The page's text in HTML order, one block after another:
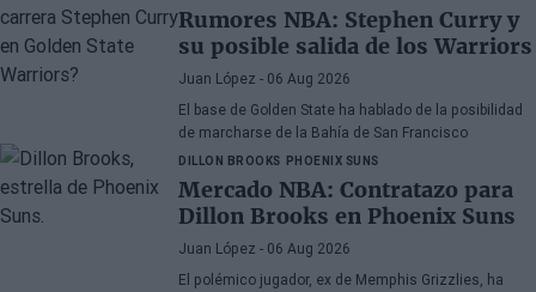
Rumores NBA: Stephen Curry y
su posible salida de los Warriors
Juan López - 06 Aug 2026
El base de Golden State ha hablado de la posibilidad
de marcharse de la Bahía de San Francisco
DILLON BROOKS PHOENIX SUNS
Mercado NBA: Contratazo para
Dillon Brooks en Phoenix Suns
Juan López - 06 Aug 2026
El polémico jugador, ex de Memphis Grizzlies, ha